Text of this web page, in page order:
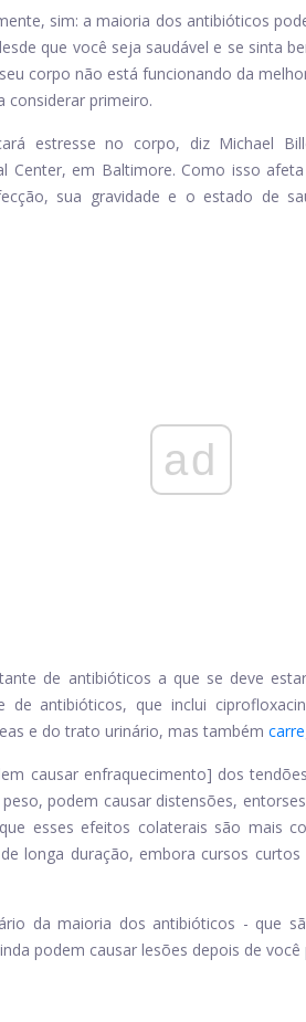
sim: a maioria dos antibióticos
que você seja saudável e se sinta
corpo não está funcionando da
considerar primeiro.
estresse no corpo, diz Michael
Center, em Baltimore. Como isso
sua gravidade e o estado de
ad
de antibióticos a que se deve
de antibióticos, que inclui
e do trato urinário, mas também
causar enfraquecimento] dos
podem causar distensões,
esses efeitos colaterais são mais
longa duração, embora cursos
da maioria dos antibióticos - que
podem causar lesões depois de